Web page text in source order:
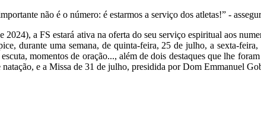
não é o número: é estarmos a serviço dos atletas!” -
a FS estará ativa na oferta do seu serviço espiritual aos
durante uma semana, de quinta-feira, 25 de julho, a sexta-
momentos de oração..., além de dois destaques que lhe
e a Missa de 31 de julho, presidida por Dom Emmanuel